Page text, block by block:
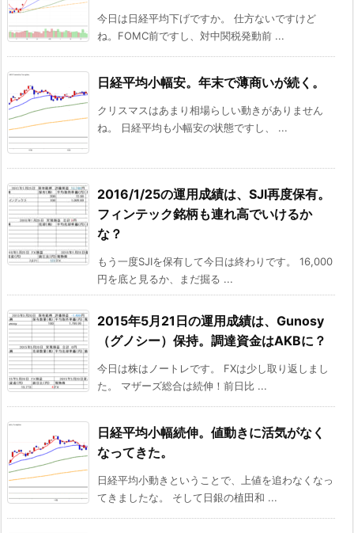
今日は日経平均下げですか。 仕方ないですけど
ね。FOMC前ですし、対中関税発動前 ...
日経平均小幅安。年末で薄商いが続く。
クリスマスはあまり相場らしい動きがありません
ね。 日経平均も小幅安の状態ですし、 ...
2016/1/25の運用成績は、SJI再度保有。
フィンテック銘柄も連れ高でいけるか
な？
もう一度SJIを保有して今日は終わりです。 16,000
円を底と見るか、まだ掘る ...
2015年5月21日の運用成績は、Gunosy
（グノシー）保持。調達資金はAKBに？
今日は株はノートレです。 FXは少し取り返しまし
た。 マザーズ総合は続伸！前日比 ...
日経平均小幅続伸。値動きに活気がなく
なってきた。
日経平均小動きということで、上値を追わなくなっ
てきましたな。 そして日銀の植田和 ...